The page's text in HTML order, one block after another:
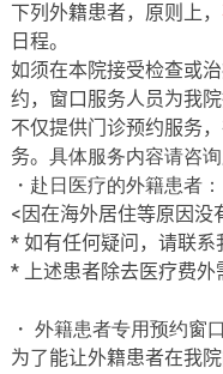
下列外籍患者，原则 上，
日程。
如须在本院接受检查或
约，窗口服务人员为我
不仅提供门诊预约服务
务。 具体服务内容请咨询
・赴日医疗的外籍患者：
<因在海外居住等原因没
* 如有任何疑问 ， 请联系
* 上述患者除去医疗费外
・ 外籍患者专用预约窗口
为了能让外籍患者在我